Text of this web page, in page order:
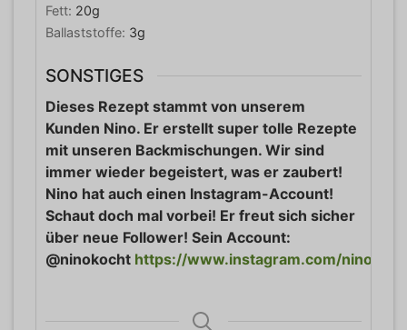
Fett: 20g
Ballaststoffe: 3g
SONSTIGES
Dieses Rezept stammt von unserem
Kunden Nino. Er erstellt super tolle Rezepte
mit unseren Backmischungen. Wir sind
immer wieder begeistert, was er zaubert!
Nino hat auch einen Instagram-Account!
Schaut doch mal vorbei! Er freut sich sicher
über neue Follower! Sein Account:
@ninokocht https://www.instagram.com/